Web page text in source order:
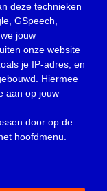
deze technieken
GSpeech,
jouw
onze website
je IP-adres, en
Hiermee
aan op jouw
door op de
hoofdmenu.